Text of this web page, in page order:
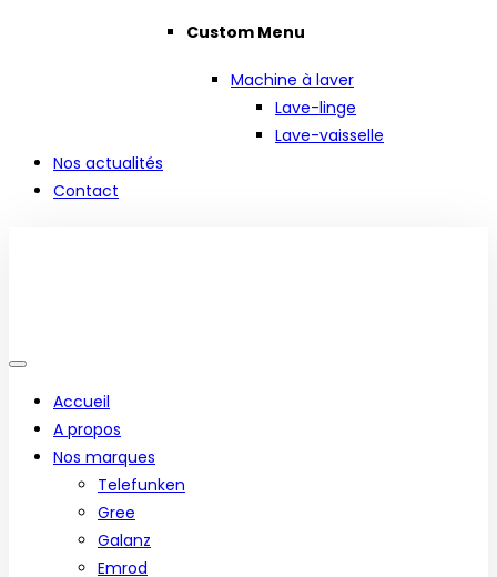
Custom Menu
Machine à laver
Lave-linge
Lave-vaisselle
Nos actualités
Contact
Accueil
A propos
Nos marques
Telefunken
Gree
Galanz
Emrod